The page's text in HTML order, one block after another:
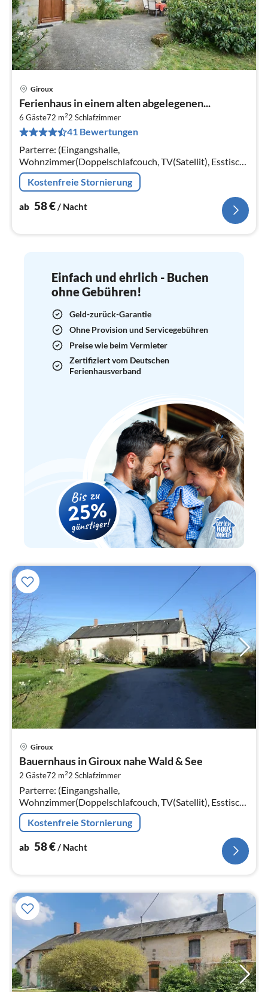
Giroux
Ferienhaus in einem alten abgelegenen...
6 Gäste72 m22 Schlafzimmer
41 Bewertungen
Parterre: (Eingangshalle,
Wohnzimmer(Doppelschlafcouch, TV(Satellit), Esstisch,
DVD-Spieler, Radio)
Kostenfreie Stornierung
ab 58€/ Nacht
Einfach und ehrlich - Buchen
ohne Gebühren!
Geld-zurück-Garantie
Ohne Provision und Servicegebühren
Preise wie beim Vermieter
Zertifiziert vom Deutschen
Ferienhausverband
Giroux
Bauernhaus in Giroux nahe Wald & See
2 Gäste72 m22 Schlafzimmer
Parterre: (Eingangshalle,
Wohnzimmer(Doppelschlafcouch, TV(Satellit), Esstisch,
DVD-Spieler, Radio)
Kostenfreie Stornierung
ab 58€/ Nacht